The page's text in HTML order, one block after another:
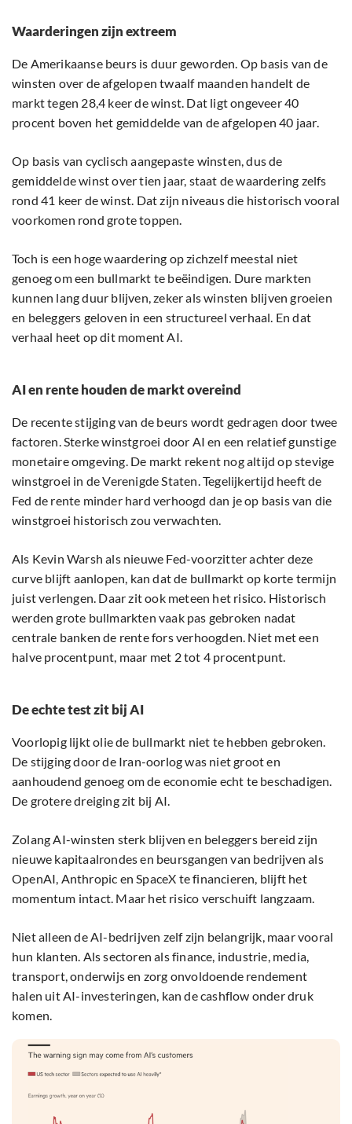
Waarderingen zijn extreem
De Amerikaanse beurs is duur geworden. Op basis van de
winsten over de afgelopen twaalf maanden handelt de
markt tegen 28,4 keer de winst. Dat ligt ongeveer 40
procent boven het gemiddelde van de afgelopen 40 jaar.
Op basis van cyclisch aangepaste winsten, dus de
gemiddelde winst over tien jaar, staat de waardering zelfs
rond 41 keer de winst. Dat zijn niveaus die historisch vooral
voorkomen rond grote toppen.
Toch is een hoge waardering op zichzelf meestal niet
genoeg om een bullmarkt te beëindigen. Dure markten
kunnen lang duur blijven, zeker als winsten blijven groeien
en beleggers geloven in een structureel verhaal. En dat
verhaal heet op dit moment AI.
AI en rente houden de markt overeind
De recente stijging van de beurs wordt gedragen door twee
factoren. Sterke winstgroei door AI en een relatief gunstige
monetaire omgeving. De markt rekent nog altijd op stevige
winstgroei in de Verenigde Staten. Tegelijkertijd heeft de
Fed de rente minder hard verhoogd dan je op basis van die
winstgroei historisch zou verwachten.
Als Kevin Warsh als nieuwe Fed-voorzitter achter deze
curve blijft aanlopen, kan dat de bullmarkt op korte termijn
juist verlengen. Daar zit ook meteen het risico. Historisch
werden grote bullmarkten vaak pas gebroken nadat
centrale banken de rente fors verhoogden. Niet met een
halve procentpunt, maar met 2 tot 4 procentpunt.
De echte test zit bij AI
Voorlopig lijkt olie de bullmarkt niet te hebben gebroken.
De stijging door de Iran-oorlog was niet groot en
aanhoudend genoeg om de economie echt te beschadigen.
De grotere dreiging zit bij AI.
Zolang AI-winsten sterk blijven en beleggers bereid zijn
nieuwe kapitaalrondes en beursgangen van bedrijven als
OpenAI, Anthropic en SpaceX te financieren, blijft het
momentum intact. Maar het risico verschuift langzaam.
Niet alleen de AI-bedrijven zelf zijn belangrijk, maar vooral
hun klanten. Als sectoren als finance, industrie, media,
transport, onderwijs en zorg onvoldoende rendement
halen uit AI-investeringen, kan de cashflow onder druk
komen.